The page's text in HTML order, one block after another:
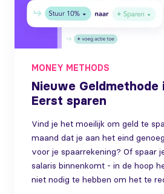
MONEY METHODS
Nieuwe Geldmethode
Eerst sparen
Vind je het moeilijk om geld te
maand dat je aan het eind
voor je spaarrekening? Of spaar
salaris binnenkomt - in de hoop
niet nodig te hebben om het te